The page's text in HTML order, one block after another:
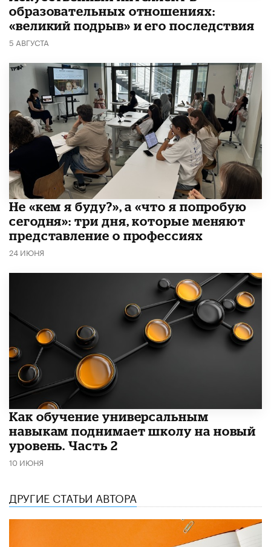
образовательных отношениях:
«великий подрыв» и его последствия
5 АВГУСТА
Не «кем я буду?», а «что я попробую
сегодня»: три дня, которые меняют
представление о профессиях
24 ИЮНЯ
​Как обучение универсальным
навыкам поднимает школу на новый
уровень. Часть 2
10 ИЮНЯ
ДРУГИЕ СТАТЬИ АВТОРА